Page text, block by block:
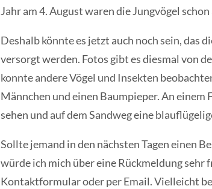
Jahr am 4. August waren die Jungvögel
Deshalb könnte es jetzt auch noch sein, das
versorgt werden. Fotos gibt es diesmal von
konnte andere Vögel und Insekten
Männchen und einen Baumpieper. An
sehen und auf dem Sandweg eine
Sollte jemand in den nächsten Tagen einen
würde ich mich über eine Rückmeldung sehr
Kontaktformular oder per Email. Vielleicht